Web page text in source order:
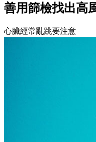
善用篩檢找出高
心臟經常亂跳要注意